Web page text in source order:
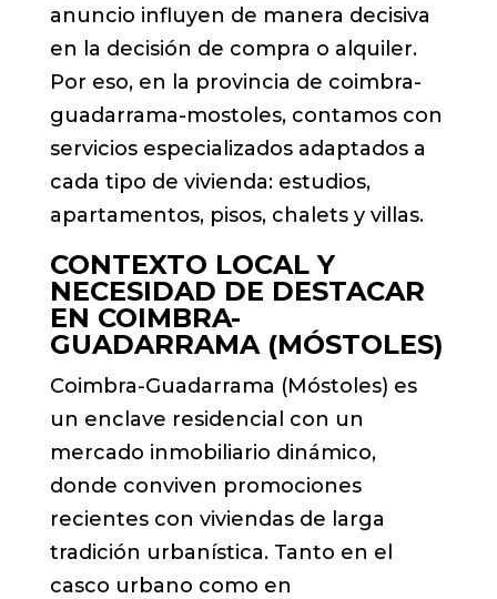
anuncio influyen de manera decisiva
en la decisión de compra o alquiler.
Por eso, en la provincia de coimbra-
guadarrama-mostoles, contamos con
servicios especializados adaptados a
cada tipo de vivienda: estudios,
apartamentos, pisos, chalets y villas.
CONTEXTO LOCAL Y
NECESIDAD DE DESTACAR
EN COIMBRA-
GUADARRAMA (MÓSTOLES)
Coimbra-Guadarrama (Móstoles) es
un enclave residencial con un
mercado inmobiliario dinámico,
donde conviven promociones
recientes con viviendas de larga
tradición urbanística. Tanto en el
casco urbano como en